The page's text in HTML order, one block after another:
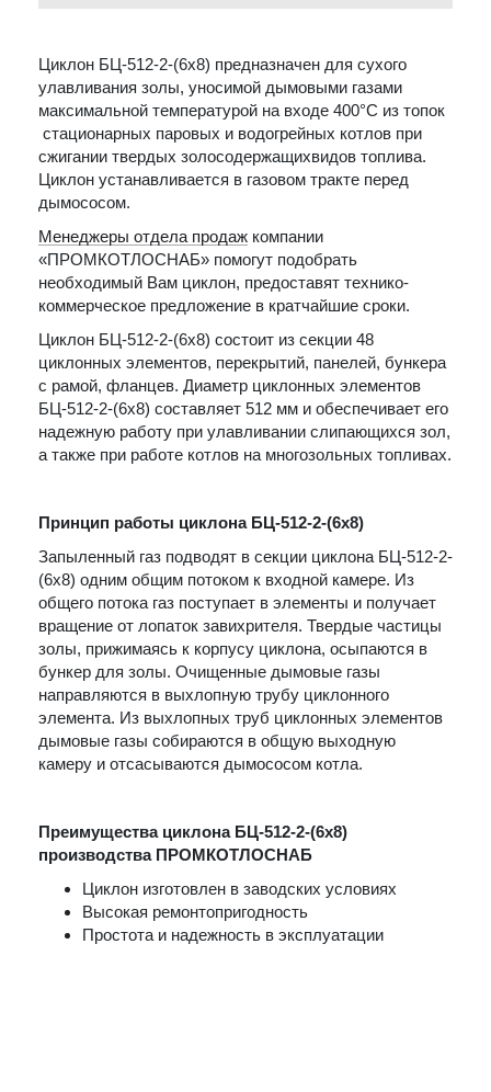
Циклон БЦ-512-2-(6х8) предназначен для сухого
улавливания золы, уносимой дымовыми газами
максимальной температурой на входе 400°С из топок
стационарных паровых и водогрейных котлов при
сжигании твердых золосодержащихвидов топлива.
Циклон устанавливается в газовом тракте перед
дымососом.
Менеджеры отдела продаж компании
«ПРОМКОТЛОСНАБ» помогут подобрать
необходимый Вам циклон, предоставят технико-
коммерческое предложение в кратчайшие сроки.
Циклон БЦ-512-2-(6х8) состоит из секции 48
циклонных элементов, перекрытий, панелей, бункера
с рамой, фланцев. Диаметр циклонных элементов
БЦ-512-2-(6х8) составляет 512 мм и обеспечивает его
надежную работу при улавливании слипающихся зол,
а также при работе котлов на многозольных топливах.
Принцип работы циклона БЦ-512-2-(6х8)
Запыленный газ подводят в секции циклона БЦ-512-2-
(6х8) одним общим потоком к входной камере. Из
общего потока газ поступает в элементы и получает
вращение от лопаток завихрителя. Твердые частицы
золы, прижимаясь к корпусу циклона, осыпаются в
бункер для золы. Очищенные дымовые газы
направляются в выхлопную трубу циклонного
элемента. Из выхлопных труб циклонных элементов
дымовые газы собираются в общую выходную
камеру и отсасываются дымососом котла.
Преимущества циклона БЦ-512-2-(6х8)
производства ПРОМКОТЛОСНАБ
Циклон изготовлен в заводских условиях
Высокая ремонтопригодность
Простота и надежность в эксплуатации